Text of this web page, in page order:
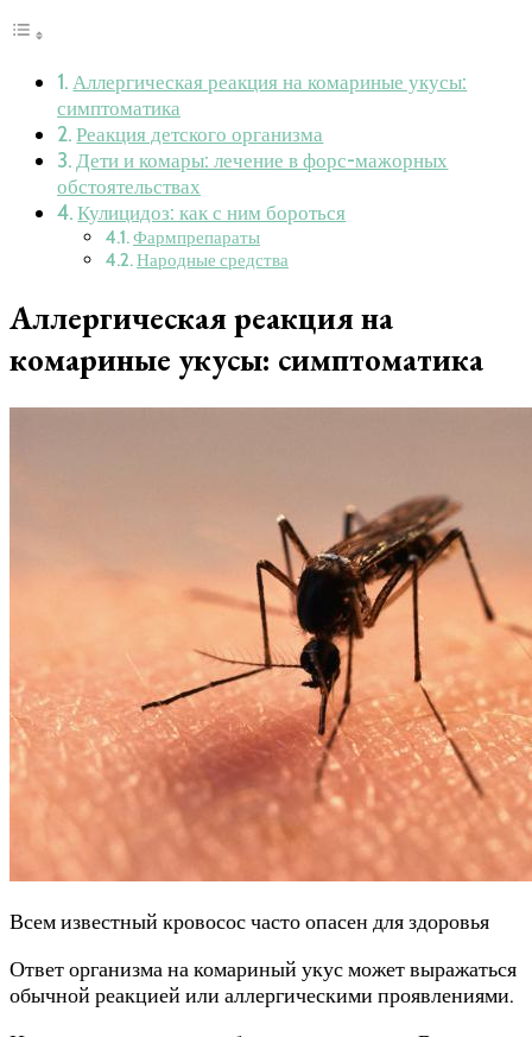
Аллергическая реакция на комариные укусы:
симптоматика
Реакция детского организма
Дети и комары: лечение в форс-мажорных
обстоятельствах
Кулицидоз: как с ним бороться
Фармпрепараты
Народные средства
Аллергическая реакция на
комариные укусы: симптоматика
Всем известный кровосос часто опасен для здоровья
Ответ организма на комариный укус может выражаться
обычной реакцией или аллергическими проявлениями.